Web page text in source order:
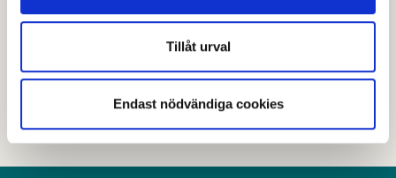
Tillåt urval
Endast nödvändiga cookies
Nej